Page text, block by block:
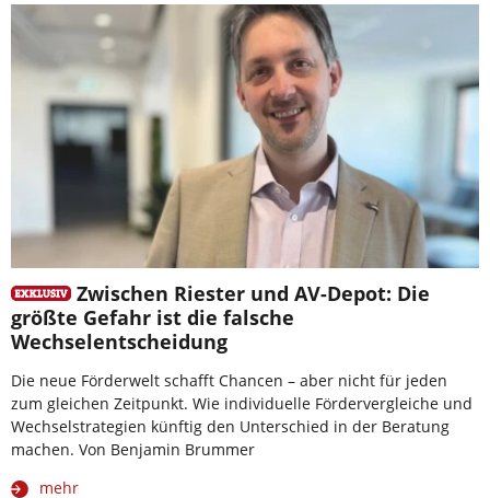
Zwischen Riester und AV-Depot: Die
größte Gefahr ist die falsche
Wechselentscheidung
Die neue Förderwelt schafft Chancen – aber nicht für jeden
zum gleichen Zeitpunkt. Wie individuelle Fördervergleiche und
Wechselstrategien künftig den Unterschied in der Beratung
machen. Von Benjamin Brummer
mehr